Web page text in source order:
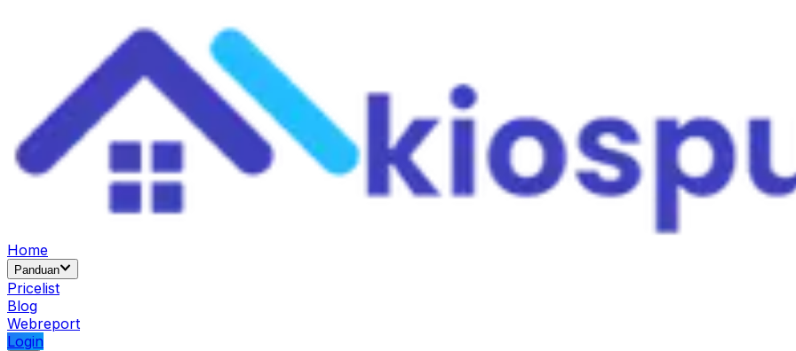
Home
Panduan
Pricelist
Blog
Webreport
Login